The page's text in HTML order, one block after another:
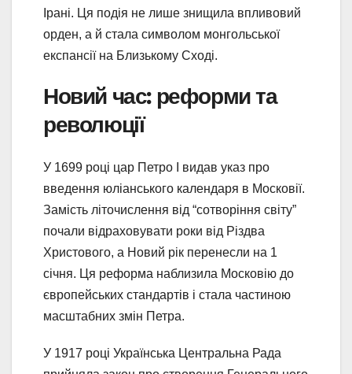
Ірані. Ця подія не лише знищила впливовий
орден, а й стала символом монгольської
експансії на Близькому Сході.
Новий час: реформи та
революції
У 1699 році цар Петро I видав указ про
введення юліанського календаря в Московії.
Замість літочислення від “сотворіння світу”
почали відраховувати роки від Різдва
Христового, а Новий рік перенесли на 1
січня. Ця реформа наблизила Московію до
європейських стандартів і стала частиною
масштабних змін Петра.
У 1917 році Українська Центральна Рада